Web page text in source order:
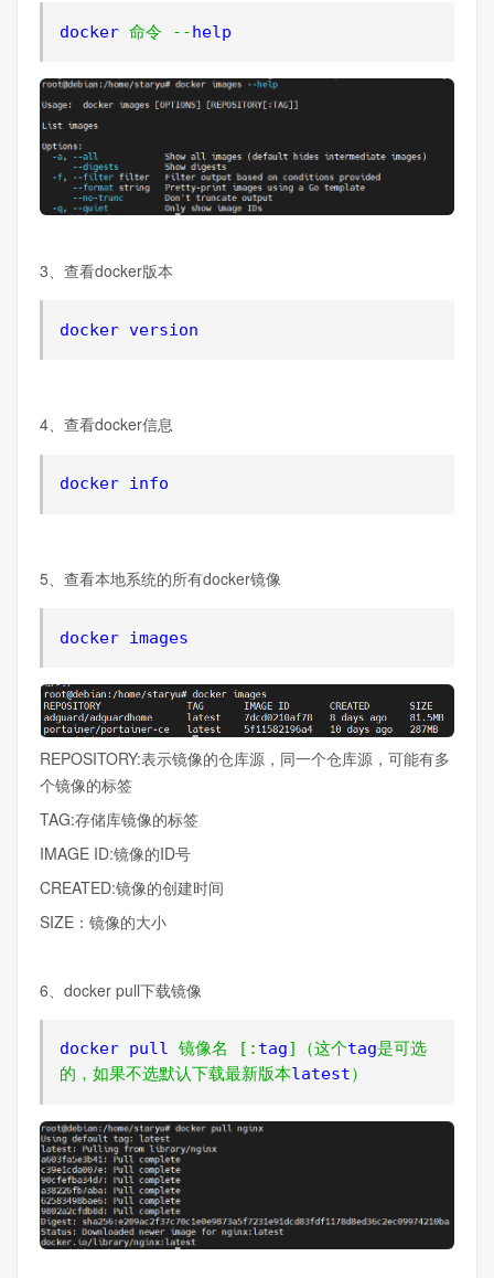
docker 命令 --help
3、查看docker版本
docker version
4、查看docker信息
docker info
5、查看本地系统的所有docker镜像
docker images
REPOSITORY:表示镜像的仓库源，同一个仓库源，可能有多
个镜像的标签
TAG:存储库镜像的标签
IMAGE ID:镜像的ID号
CREATED:镜像的创建时间
SIZE：镜像的大小
6、docker pull下载镜像
docker pull 镜像名 [: tag]（这个tag是可选
的，如果不选默认下载最新版本latest）